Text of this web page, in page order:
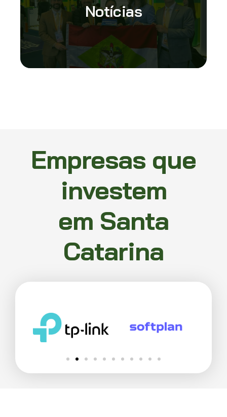
Notícias
Empresas que
investem
em Santa
Catarina